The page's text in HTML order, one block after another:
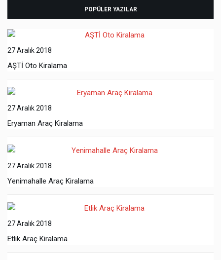
POPÜLER YAZILAR
27 Aralık 2018
AŞTİ Oto Kiralama
27 Aralık 2018
Eryaman Araç Kiralama
27 Aralık 2018
Yenimahalle Araç Kiralama
27 Aralık 2018
Etlik Araç Kiralama